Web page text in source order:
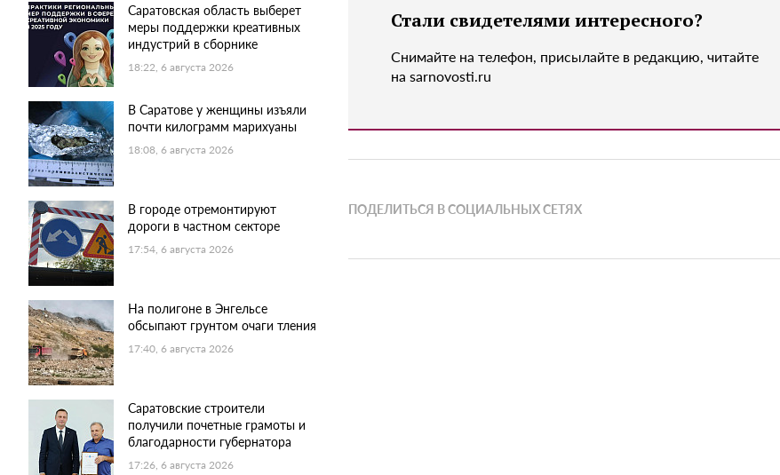
Саратовская область выберет
меры поддержки креативных
индустрий в сборнике
18:22, 6 августа 2026
В Саратове у женщины изъяли
почти килограмм марихуаны
18:08, 6 августа 2026
В городе отремонтируют
дороги в частном секторе
17:54, 6 августа 2026
На полигоне в Энгельсе
обсыпают грунтом очаги тления
17:40, 6 августа 2026
Саратовские строители
получили почетные грамоты и
благодарности губернатора
17:26, 6 августа 2026
Стали свидетелями интересного?
Снимайте на телефон, присылайте в редакцию, читайте
на sarnovosti.ru
ПОДЕЛИТЬСЯ В СОЦИАЛЬНЫХ СЕТЯХ